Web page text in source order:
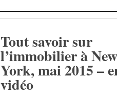
Tout savoir sur
l’immobilier à New
York, mai 2015 –
vidéo